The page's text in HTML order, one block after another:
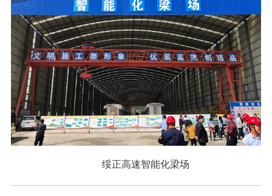
绥正高速智能化梁场